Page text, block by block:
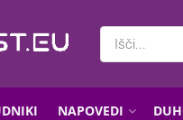
NAPOVEDI